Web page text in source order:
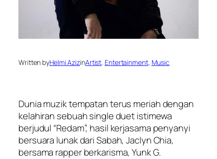
Written byHelmi AzizinArtist, Entertainment, Music
Dunia muzik tempatan terus meriah dengan
kelahiran sebuah single duet istimewa
berjudul “Redam”, hasil kerjasama penyanyi
bersuara lunak dari Sabah, Jaclyn Chia,
bersama rapper berkarisma, Yunk G.